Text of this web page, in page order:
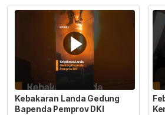
Kebakaran Landa Gedung
Bapenda Pemprov DKI